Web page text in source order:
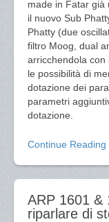
made in Fatar già
il nuovo Sub
Phatty (due
filtro Moog, dual
arricchendola
le possibilità di
dotazione dei
parametri
dotazione.
Continue Reading
ARP 1601 &
riparlare di